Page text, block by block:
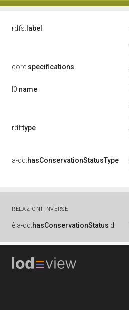
rdfs: label
core:specifications
l0:name
rdf:type
a-dd:hasConservationStatusType
RELAZIONI INVERSE
è a-dd:hasConservationStatus di